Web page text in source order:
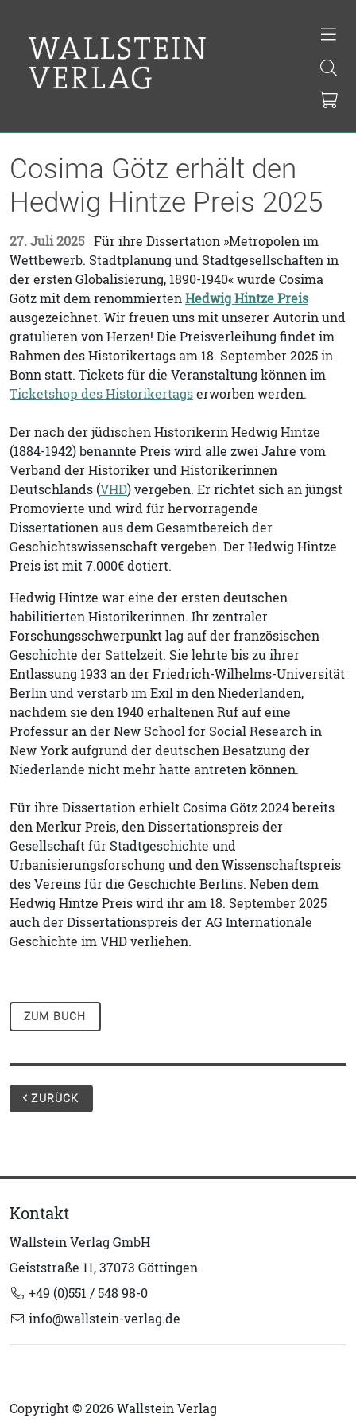
Cosima Götz erhält den
Hedwig Hintze Preis 2025
27. Juli 2025 Für ihre Dissertation »Metropolen im
Wettbewerb. Stadtplanung und Stadtgesellschaften in
der ersten Globalisierung, 1890-1940« wurde Cosima
Götz mit dem renommiertenHedwig Hintze Preis
ausgezeichnet. Wir freuen uns mit unserer Autorin und
gratulieren von Herzen! Die Preisverleihung findet im
Rahmen des Historikertags am 18. September 2025 in
Bonn statt. Tickets für die Veranstaltung können im
Ticketshop des Historikertagserworben werden.
Der nach der jüdischen Historikerin Hedwig Hintze
(1884-1942) benannte Preis wird alle zwei Jahre vom
Verband der Historiker und Historikerinnen
Deutschlands (VHD) vergeben. Er richtet sich an jüngst
Promovierte und wird für hervorragende
Dissertationen aus dem Gesamtbereich der
Geschichtswissenschaft vergeben. Der Hedwig Hintze
Preis ist mit 7.000€ dotiert.
Hedwig Hintze war eine der ersten deutschen
habilitierten Historikerinnen. Ihr zentraler
Forschungsschwerpunkt lag auf der französischen
Geschichte der Sattelzeit. Sie lehrte bis zu ihrer
Entlassung 1933 an der Friedrich-Wilhelms-Universität
Berlin und verstarb im Exil in den Niederlanden,
nachdem sie den 1940 erhaltenen Ruf auf eine
Professur an der New School for Social Research in
New York aufgrund der deutschen Besatzung der
Niederlande nicht mehr hatte antreten können.
Für ihre Dissertation erhielt Cosima Götz 2024 bereits
den Merkur Preis, den Dissertationspreis der
Gesellschaft für Stadtgeschichte und
Urbanisierungsforschung und den Wissenschaftspreis
des Vereins für die Geschichte Berlins. Neben dem
Hedwig Hintze Preis wird ihr am 18. September 2025
auch der Dissertationspreis der AG Internationale
Geschichte im VHD verliehen.
ZUM BUCH
ZURÜCK
Kontakt
Wallstein Verlag GmbH
Geiststraße 11, 37073 Göttingen
+49 (0)551 / 548 98-0
info@wallstein-verlag.de
Copyright © 2026 Wallstein Verlag